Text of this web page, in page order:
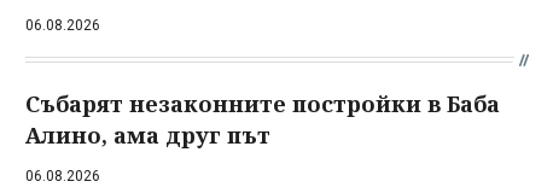
06.08.2026
Събарят незаконните постройки в Баба
Алино, ама друг път
06.08.2026